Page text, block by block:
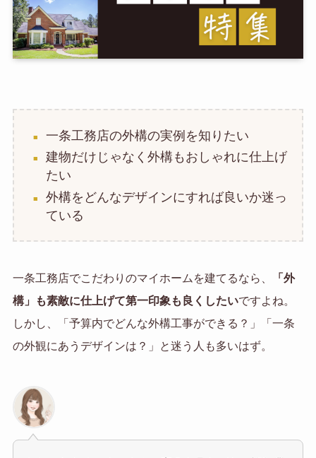
一条工務店の外構の実例を知りたい
建物だけじゃなく外構もおしゃれに仕上げ
たい
外構をどんなデザインにすれば良いか迷っ
ている
一条工務店でこだわりのマイホームを建てるなら、
「外
構」も素敵に仕上げて第一印象も良くしたいですよね。
しかし、「予算内でどんな外構工事ができる？」「一条
の外観にあうデザインは？」と迷う人も多いはず。